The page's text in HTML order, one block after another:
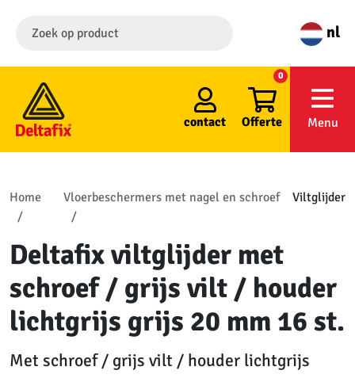
nl
contact Offerte
0
Menu
Home Vloerbeschermers met nagel en schroef Viltglijder
Deltafix viltglijder met
schroef / grijs vilt / houder
lichtgrijs grijs 20 mm 16 st.
Met schroef / grijs vilt / houder lichtgrijs